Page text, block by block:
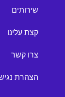
שירותים
קצת עלינו
צרו קשר
הצהרת